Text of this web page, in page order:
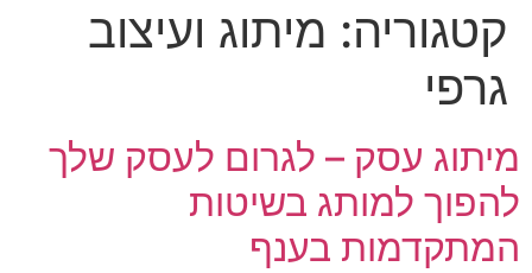
קטגוריה: מיתוג ועיצוב
גרפי
מיתוג עסק – לגרום לעסק שלך
להפוך למותג בשיטות
המתקדמות בענף